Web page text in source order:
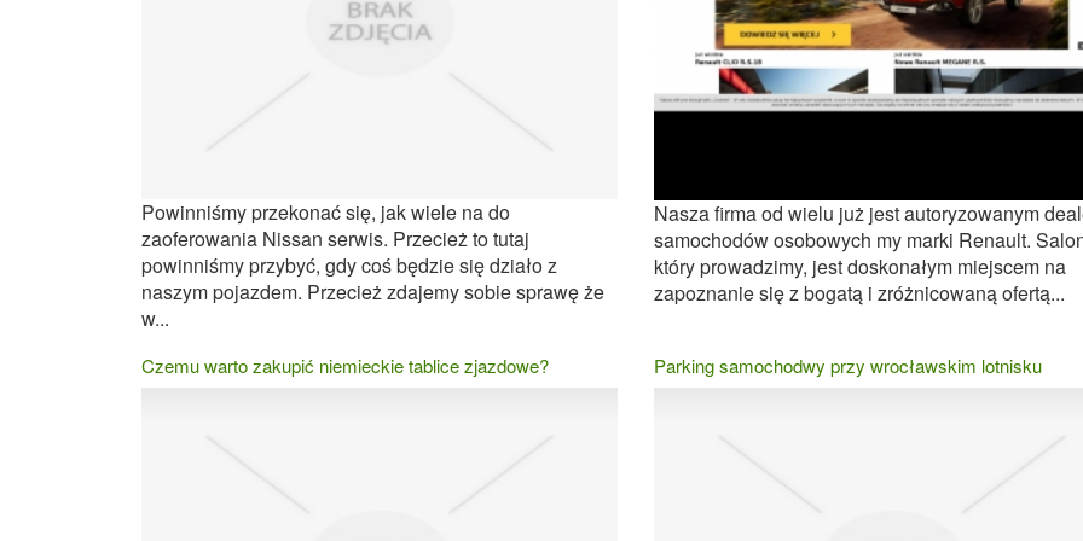
Powinniśmy przekonać się, jak wiele na do
zaoferowania Nissan serwis. Przecież to tutaj
powinniśmy przybyć, gdy coś będzie się działo z
naszym pojazdem. Przecież zdajemy sobie sprawę że
w...
Nasza firma od wielu już jest autoryzowanym
samochodów osobowych my marki Renault.
który prowadzimy, jest doskonałym miejscem na
zapoznanie się z bogatą i zróżnicowaną ofertą...
Czemu warto zakupić niemieckie tablice zjazdowe? Parking samochodwy przy wrocławskim lotnisku